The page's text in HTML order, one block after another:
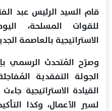
قام السيد الرئيس عبد
للقوات المسلحة،
الاستراتيجية بالعاصمة
وصرّح المُتحدث الرسمي
الجولة التفقدية
القيادة الاستراتيجية
لسير الأعمال، وكذا